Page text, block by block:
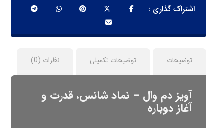
توضیحات توضیحات تکمیلی نظرات (0)
آویز دم وال – نماد شانس، قدرت و
آغاز دوباره